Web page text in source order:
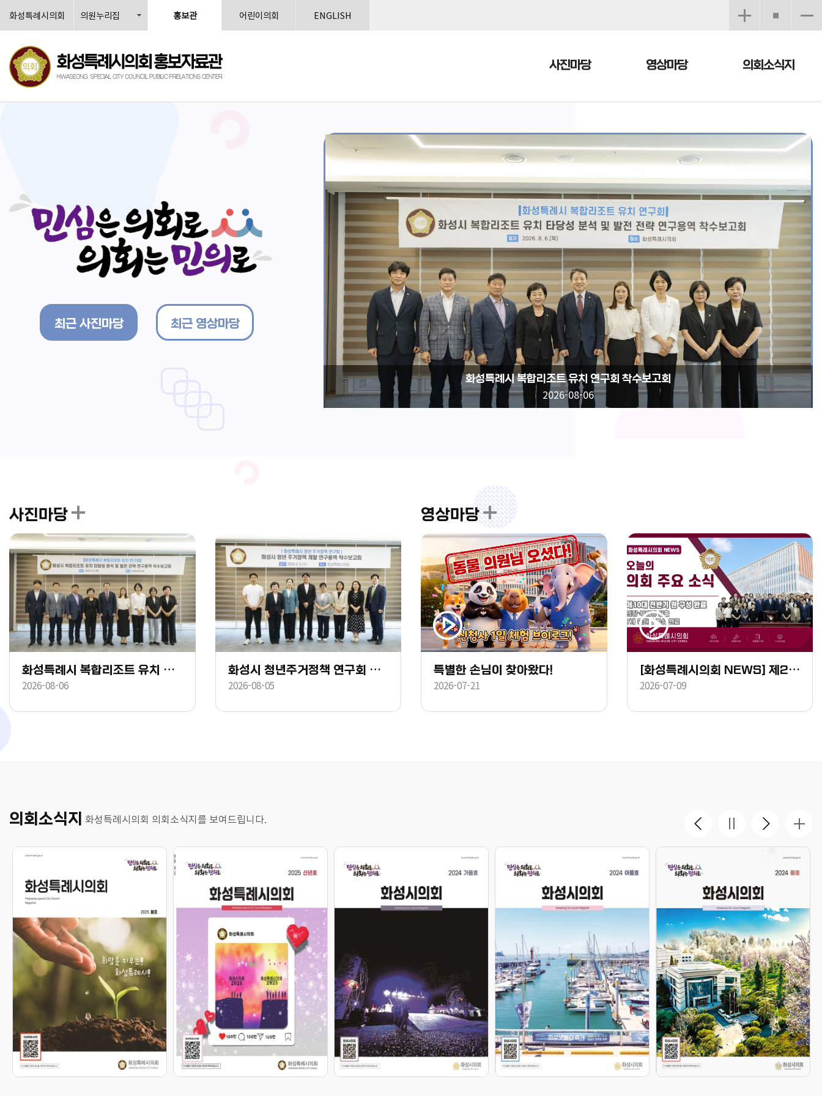
화성특례시의회 의원누리집 홍보관 어린이의회 ENGLISH
사진마당 영상마당 의회소식지
최근 사진마당
화성특례시 복합리조트 유치 연구회 착수보고회
2026-08-06
최근 영상마당
사진마당
화성특례시 복합리조트 유치 연구회 착수보고회
2026-08-06
화성시 청년주거정책 연구회 착수보고회
2026-08-05
영상마당
특별한 손님이 찾아왔다!
2026-07-21
[화성특례시의회 NEWS] 제252회 임시회 제1차 본회의
2026-07-09
의회소식지 화성특례시의회 의회소식지를 보여드립니다.